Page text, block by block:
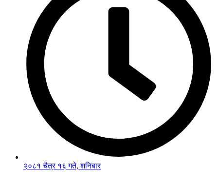
२०८१ चैत्र १६ गते, शनिबार